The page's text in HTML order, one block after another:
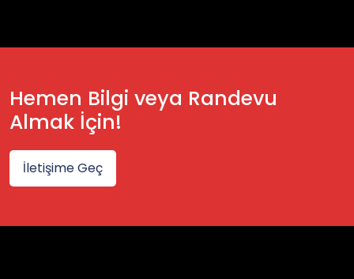
Hemen Bilgi veya Randevu
Almak İçin!
İletişime Geç